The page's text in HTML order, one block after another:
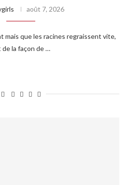
août 7, 2026
mais que les racines regraissent vite,
la façon de …